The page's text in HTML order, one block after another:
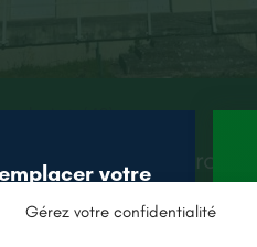
Gérez votre confidentialité
et résine hydrofuge
d’une
votre
aides !